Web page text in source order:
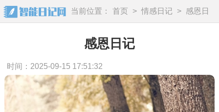
当前位置： 首页 > 情感日记 >
感恩日
记
感恩日记
时间：2025-09-15 17:51:32